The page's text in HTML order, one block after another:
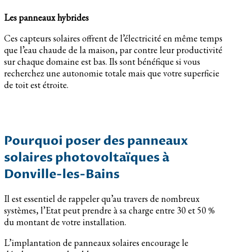
Les panneaux hybrides
Ces capteurs solaires offrent de l’électricité en même temps
que l’eau chaude de la maison, par contre leur productivité
sur chaque domaine est bas. Ils sont bénéfique si vous
recherchez une autonomie totale mais que votre superficie
de toit est étroite.
Pourquoi poser des panneaux
solaires photovoltaïques à
Donville-les-Bains
Il est essentiel de rappeler qu’au travers de nombreux
systèmes, l’Etat peut prendre à sa charge entre 30 et 50 %
du montant de votre installation.
L’implantation de panneaux solaires encourage le